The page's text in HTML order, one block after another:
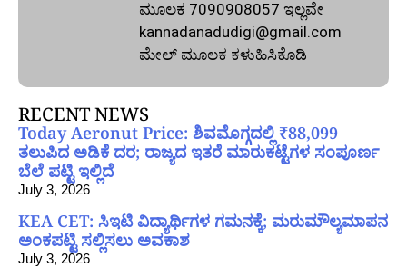
ಮೂಲಕ 7090908057 ಇಲ್ಲವೇ
kannadanadudigi@gmail.com
ಮೇಲ್‌ ಮೂಲಕ ಕಳುಹಿಸಿಕೊಡಿ
RECENT NEWS
Today Aeronut Price: ಶಿವಮೊಗ್ಗದಲ್ಲಿ ₹88,099
ತಲುಪಿದ ಅಡಿಕೆ ದರ; ರಾಜ್ಯದ ಇತರೆ ಮಾರುಕಟ್ಟೆಗಳ ಸಂಪೂರ್ಣ
ಬೆಲೆ ಪಟ್ಟಿ ಇಲ್ಲಿದೆ
July 3, 2026
KEA CET: ಸಿಇಟಿ ವಿದ್ಯಾರ್ಥಿಗಳ ಗಮನಕ್ಕೆ; ಮರುಮೌಲ್ಯಮಾಪನ
ಅಂಕಪಟ್ಟಿ ಸಲ್ಲಿಸಲು ಅವಕಾಶ
July 3, 2026